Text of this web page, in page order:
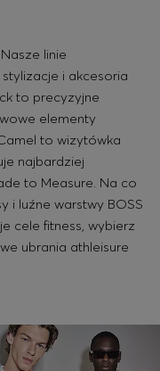
linie
i akcesoria
to precyzyjne
elementy
to wizytówka
najbardziej
to Measure. Na co
i luźne warstwy BOSS
cele fitness, wybierz
ubrania athleisure